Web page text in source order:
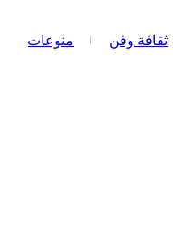
ثقافة وفن منوعات